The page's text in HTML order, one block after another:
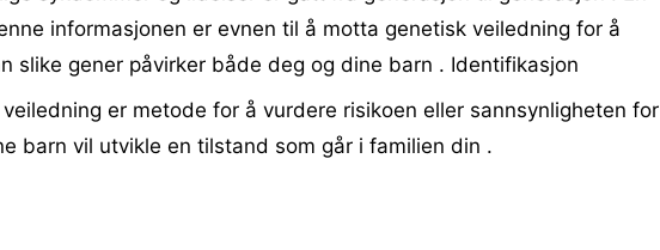
informasjonen er evnen til å motta genetisk veiledning for å
slike gener påvirker både deg og dine barn . Identifikasjon
er metode for å vurdere risikoen eller sannsynligheten for
barn vil utvikle en tilstand som går i familien din .